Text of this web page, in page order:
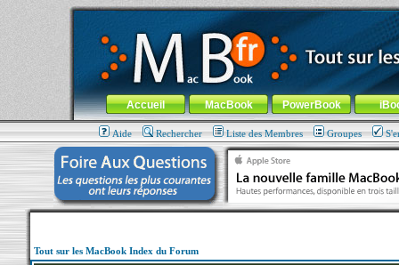
MacBook-fr.com : 100% Apple... 100% nomade !
Aller au contenu-Aller au menu général-Aller au menu de
Menu général
Accueil MacBook PowerBook
Aide Rechercher Liste des Membres Groupes
Tout sur les MacBook Index du Forum